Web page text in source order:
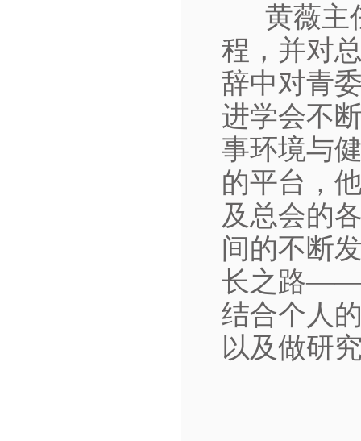
黄薇主
程，并对
辞中对青
进学会不
事环境与
的平台，
及总会的
间的不断
长之路——
结合个人
以及做研